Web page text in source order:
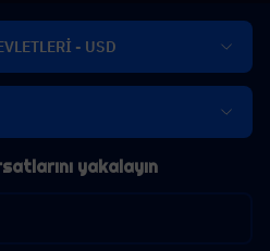
- USD
yakalayın